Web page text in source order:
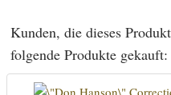
Kunden, die dieses
folgende Produkte gekauft: